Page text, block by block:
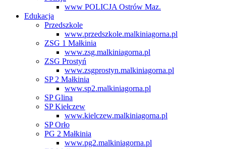
www POLICJA Ostrów Maz.
Edukacja
Przedszkole
www.przedszkole.malkiniagorna.pl
ZSG 1 Małkinia
www.zsg.malkiniagorna.pl
ZSG Prostyń
www.zsgprostyn.malkiniagorna.pl
SP 2 Małkinia
www.sp2.malkiniagorna.pl
SP Glina
SP Kiełczew
www.kielczew.malkiniagorna.pl
SP Orło
PG 2 Małkinia
www.pg2.malkiniagorna.pl